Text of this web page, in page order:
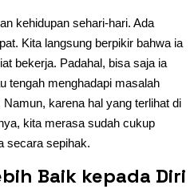
kehidupan sehari-hari. Ada
Kita langsung berpikir bahwa ia
bekerja. Padahal, bisa saja ia
tengah menghadapi masalah
karena hal yang terlihat di
kita merasa sudah cukup
secara sepihak.
Baik kepada Diri